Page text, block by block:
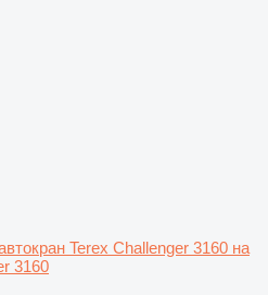
Terex Challenger 3160 на
3160